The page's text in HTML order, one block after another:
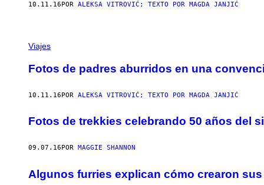
10.11.16 POR ALEKSA VITROVIĆ; TEXTO POR MAGDA JANJIĆ
Viajes
Fotos de padres aburridos en una
10.11.16POR ALEKSA VITROVIĆ; TEXTO POR MAGDA JANJIĆ
Fotos de trekkies celebrando 50 años del
09.07.16 POR MAGGIE SHANNON
Algunos furries explican cómo crearon sus